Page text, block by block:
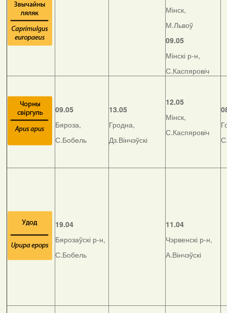
Мінск,
М.Львоў
09.05
Мінскі р-н,
С.Каспяровіч
09.05
Бяроза,
С.Бобель
13.05
Гродна,
Дз.Вінчэўскі
12.05
Мінск,
С.Каспяровіч
19.04
Бярозаўскі р-н,
С.Бобель
11.04
Чэрвенскі р-н,
А.Вінчэўскі